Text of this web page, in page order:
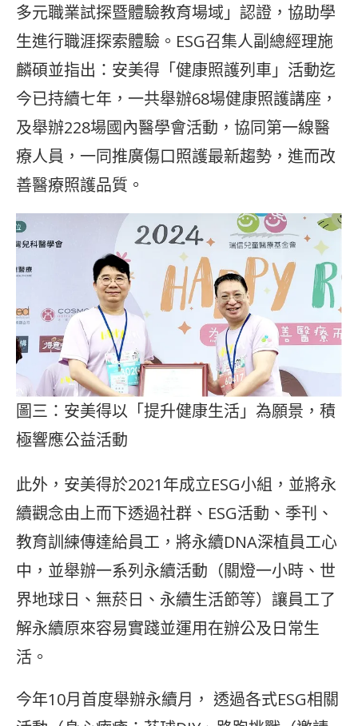
多元職業試探暨體驗教育場域」認證，協助學
生進行職涯探索體驗。ESG召集人副總經理施
麟碩並指出：安美得「健康照護列車」活動迄
今已持續七年，一共舉辦68場健康照護講座，
及舉辦228場國內醫學會活動，協同第一線醫
療人員，一同推廣傷口照護最新趨勢，進而改
善醫療照護品質。
圖三：安美得以「提升健康生活」為願景，積
極響應公益活動
此外，安美得於2021年成立ESG小組，並將永
續觀念由上而下透過社群、ESG活動、季刊、
教育訓練傳達給員工，將永續DNA深植員工心
中，並舉辦一系列永續活動（關燈一小時、世
界地球日、無菸日、永續生活節等）讓員工了
解永續原來容易實踐並運用在辦公及日常生
活。
今年10月首度舉辦永續月， 透過各式ESG相關